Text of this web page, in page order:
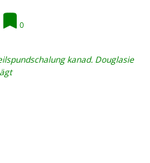
0
kanad. Douglasie